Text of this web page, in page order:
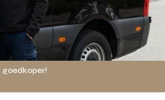
goedkoper!